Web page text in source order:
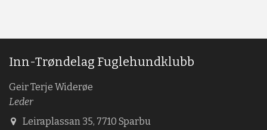
Inn-Trøndelag Fuglehundklubb
Geir Terje Widerøe
Leder
Leiraplassan 35, 7710 Sparbu